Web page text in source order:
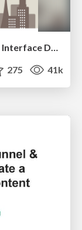
Learning to Love Humans: Emotional Interface Design
275 41k